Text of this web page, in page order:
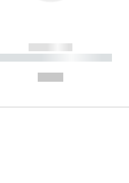
------------
----------- ----------